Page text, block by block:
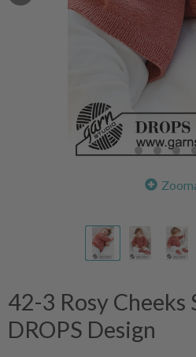
42-3 Rosy Cheeks
DROPS Design